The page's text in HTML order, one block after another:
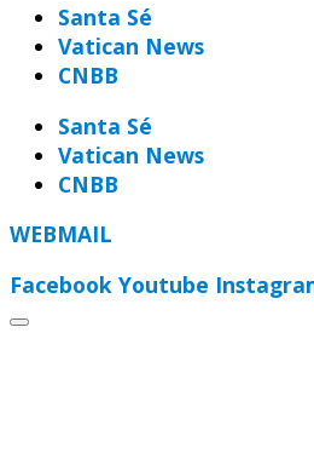
Santa Sé
Vatican News
CNBB
Santa Sé
Vatican News
CNBB
WEBMAIL
Facebook Youtube